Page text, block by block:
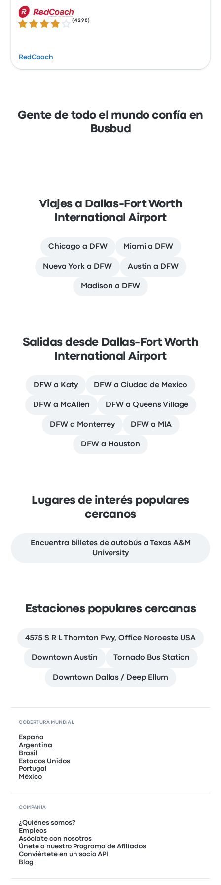
3.9 sobre 5 estrellas
(4298)
RedCoach
Gente de todo el mundo confía en
Busbud
Viajes a Dallas-Fort Worth
International Airport
Chicago a DFW Miami a DFW
Nueva York a DFW Austin a DFW
Madison a DFW
Salidas desde Dallas-Fort Worth
International Airport
DFW a Katy DFW a Ciudad de Mexico
DFW a McAllen DFW a Queens Village
DFW a Monterrey DFW a MIA
DFW a Houston
Lugares de interés populares
cercanos
Encuentra billetes de autobús a Texas A&M
University
Estaciones populares cercanas
4575 S R L Thornton Fwy, Office Noroeste USA
Downtown Austin Tornado Bus Station
Downtown Dallas / Deep Ellum
COBERTURA MUNDIAL
España
Argentina
Brasil
Estados Unidos
Portugal
México
COMPAÑÍA
¿Quiénes somos?
Empleos
Asóciate con nosotros
Únete a nuestro Programa de Afiliados
Conviértete en un socio API
Blog